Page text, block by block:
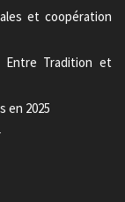
et coopération
Entre Tradition et
en 2025